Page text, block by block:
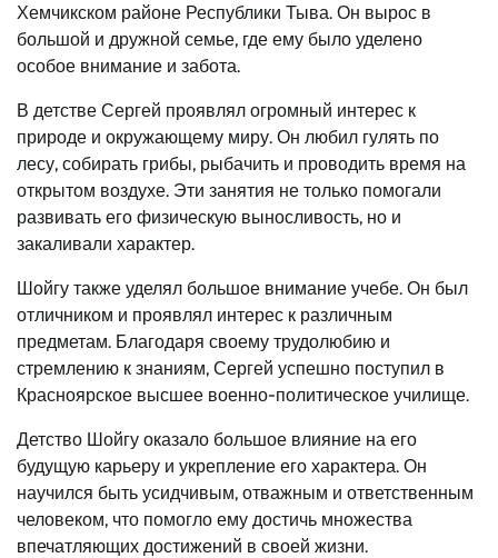
Хемчикском районе Республики Тыва. Он вырос в
большой и дружной семье, где ему было уделено
особое внимание и забота.
В детстве Сергей проявлял огромный интерес к
природе и окружающему миру. Он любил гулять по
лесу, собирать грибы, рыбачить и проводить время на
открытом воздухе. Эти занятия не только помогали
развивать его физическую выносливость, но и
закаливали характер.
Шойгу также уделял большое внимание учебе. Он был
отличником и проявлял интерес к различным
предметам. Благодаря своему трудолюбию и
стремлению к знаниям, Сергей успешно поступил в
Красноярское высшее военно-политическое училище.
Детство Шойгу оказало большое влияние на его
будущую карьеру и укрепление его характера. Он
научился быть усидчивым, отважным и ответственным
человеком, что помогло ему достичь множества
впечатляющих достижений в своей жизни.